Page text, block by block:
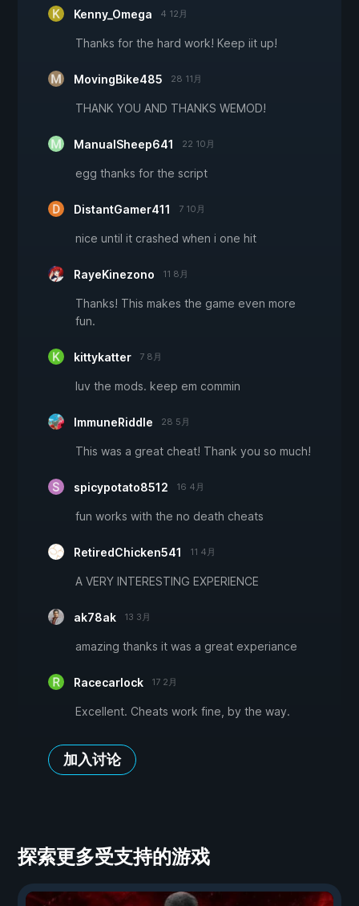
Kenny_Omega 4 12月
Thanks for the hard work! Keep iit up!
MovingBike485 28 11月
THANK YOU AND THANKS WEMOD!
ManualSheep641 22 10月
egg thanks for the script
DistantGamer411 7 10月
nice until it crashed when i one hit
RayeKinezono 11 8月
Thanks! This makes the game even more
fun.
kittykatter 7 8月
luv the mods. keep em commin
ImmuneRiddle 28 5月
This was a great cheat! Thank you so much!
spicypotato8512 16 4月
fun works with the no death cheats
RetiredChicken541 11 4月
A VERY INTERESTING EXPERIENCE
ak78ak 13 3月
amazing thanks it was a great experiance
Racecarlock 17 2月
Excellent. Cheats work fine, by the way.
加入讨论
探索更多受支持的游戏